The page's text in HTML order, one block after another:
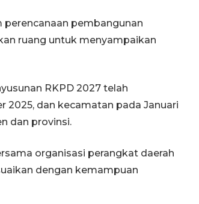
pembangunan
ruang untuk menyampaikan
RKPD 2027 telah
2025, dan kecamatan pada Januari
dan provinsi.
organisasi perangkat daerah
dengan kemampuan